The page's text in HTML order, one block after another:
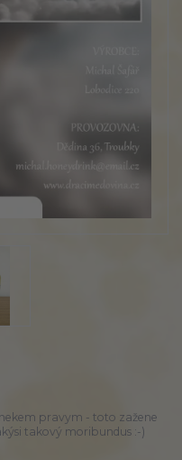
pravym - toto zažene
takový moribundus :-)